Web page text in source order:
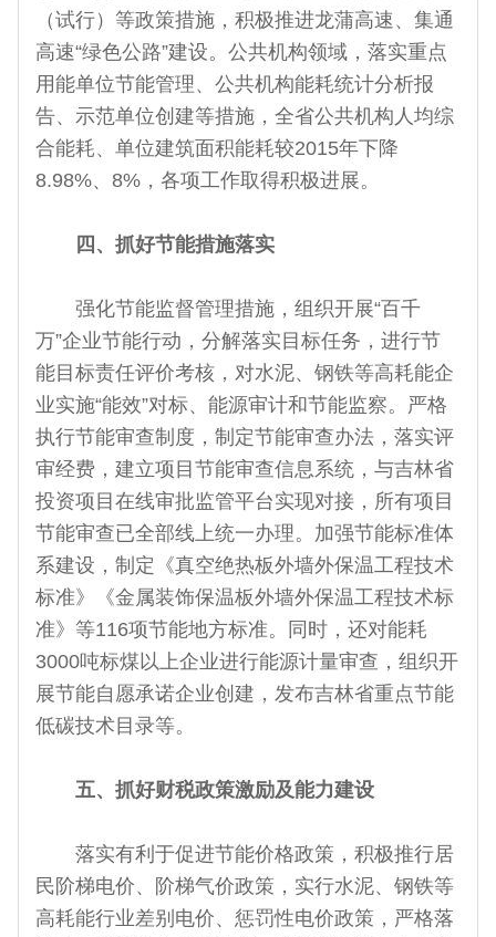
（试行）等政策措施，积极推进龙蒲高速、集通
高速“绿色公路”建设。公共机构领域，落实重点
用能单位节能管理、公共机构能耗统计分析报
告、示范单位创建等措施，全省公共机构人均综
合能耗、单位建筑面积能耗较2015年下降
8.98%、8%，各项工作取得积极进展。
四、抓好节能措施落实
强化节能监督管理措施，组织开展“百千
万”企业节能行动，分解落实目标任务，进行节
能目标责任评价考核，对水泥、钢铁等高耗能企
业实施“能效”对标、能源审计和节能监察。严格
执行节能审查制度，制定节能审查办法，落实评
审经费，建立项目节能审查信息系统，与吉林省
投资项目在线审批监管平台实现对接，所有项目
节能审查已全部线上统一办理。加强节能标准体
系建设，制定《真空绝热板外墙外保温工程技术
标准》《金属装饰保温板外墙外保温工程技术标
准》等116项节能地方标准。同时，还对能耗
3000吨标煤以上企业进行能源计量审查，组织开
展节能自愿承诺企业创建，发布吉林省重点节能
低碳技术目录等。
五、抓好财税政策激励及能力建设
落实有利于促进节能价格政策，积极推行居
民阶梯电价、阶梯气价政策，实行水泥、钢铁等
高耗能行业差别电价、惩罚性电价政策，严格落